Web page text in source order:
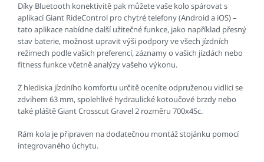
Díky Bluetooth konektivitě pak můžete vaše kolo spárovat s
aplikací Giant RideControl pro chytré telefony (Android a iOS) –
tato aplikace nabídne další užitečné funkce, jako například přesný
stav baterie, možnost upravit výši podpory ve všech jízdních
režimech podle vašich preferencí, záznamy o vašich jízdách nebo
fitness funkce včetně analýzy vašeho výkonu.
Z hlediska jízdního komfortu určitě oceníte odpruženou vidlici se
zdvihem 63 mm, spolehlivé hydraulické kotoučové brzdy nebo
také pláště Giant Crosscut Gravel 2 rozměru 700x45c.
Rám kola je připraven na dodatečnou montáž stojánku pomocí
integrovaného úchytu.